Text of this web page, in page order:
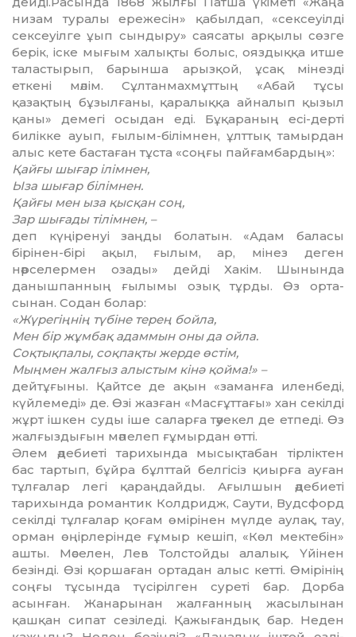
низам туралы ережесін» қабылдап, «сексеуілді
сексеуілге ұып сындыру» саясаты арқылы сөзге
берік, іске мығым халықты болыс, ояздыққа итше
таластырып, барынша арыз­қой, ұсақ мінезді
еткені мәлім. Сұл­танмахмұттың «Абай тұсы
қазақтың бұзылғаны, қаралыққа айналып қызыл
қаны» демегі осыдан еді. Бұқараның есі-дерті
билікке ауып, ғылым-білімнен, ұлттық тамырдан
алыс кете бастаған тұста «соңғы пай­ғамбардың»:
Қайғы шығар ілімнен,
Ыза шығар білімнен.
Қайғы мен ыза қысқан соң,
Зар шығады тілімнен, –
деп күңіренуі заңды болатын. «Адам баласы
бірінен-бірі ақыл, ғылым, ар, мінез деген
нәрселермен озады» дейді Хакім. Шынында
данышпан­ның ғылымы озық тұрды. Өз орта­
сынан. Содан болар:
«Жүрегіңнің түбіне терең бойла,
Мен бір жұмбақ адаммын оны да ойла.
Соқтықпалы, соқпақты жерде өстім,
Мыңмен жалғыз алыстым кінә қойма!» –
дейтұғыны. Қайтсе де ақын «заманға иленбеді,
күйлемеді» де. Өзі жазған «Масғұттағы» хан секілді
жұрт ішкен суды іше саларға тәуекел де етпеді. Өз
жалғыздығын мәпелеп ғұмырдан өтті.
Әлем әдебиеті тарихында мы­сық­табан тірліктен
бас тартып, бұйра бұлттай белгісіз қиырға ауған
тұл­ғалар легі қараңдайды. Ағылшын әде­биеті
тарихында романтик Кол­дридж, Саути, Вудсфорд
секілді тұлғалар қоғам өмірінен мүлде аулақ, тау,
орман өңірлерінде ғұмыр кешіп, «Көл мектебін»
ашты. Мәселен, Лев Толстойды алалық. Үйінен
безінді. Өзі қоршаған ортадан алыс кетті. Өмірінің
соңғы тұсында түсірілген суреті бар. Дорба
асынған. Жанары­нан жалғанның жасылынан
қашқан сипат сезіледі. Қажығандық бар. Неден